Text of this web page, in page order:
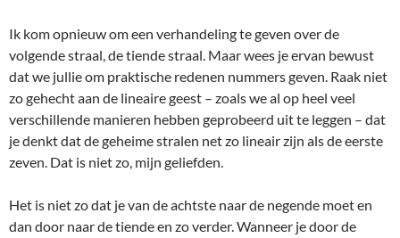
Ik kom opnieuw om een verhandeling te geven over de
volgende straal, de tiende straal. Maar wees je ervan bewust
dat we jullie om praktische redenen nummers geven. Raak niet
zo gehecht aan de lineaire geest – zoals we al op heel veel
verschillende manieren hebben geprobeerd uit te leggen – dat
je denkt dat de geheime stralen net zo lineair zijn als de eerste
zeven. Dat is niet zo, mijn geliefden.
Het is niet zo dat je van de achtste naar de negende moet en
dan door naar de tiende en zo verder. Wanneer je door de